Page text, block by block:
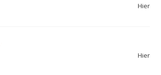
Hier
Hier